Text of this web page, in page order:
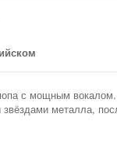
с мощным вокалом.
металла,